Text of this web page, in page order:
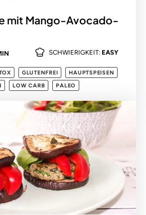
mit Mango-Avocado-
SCHWIERIGKEIT: EASY
GLUTENFREI
HAUPTSPEISEN
LOW CARB PALEO